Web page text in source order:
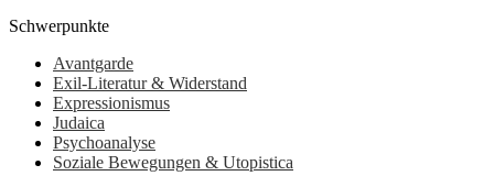
Schwerpunkte
Avantgarde
Exil-Literatur & Widerstand
Expressionismus
Judaica
Psychoanalyse
Soziale Bewegungen & Utopistica